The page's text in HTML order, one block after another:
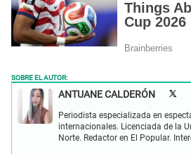
SOBRE EL AUTOR:
ANTUANE CALDERÓN
Periodista especializada en
internacionales. Licenciada de la
Norte. Redactor en El Popular.